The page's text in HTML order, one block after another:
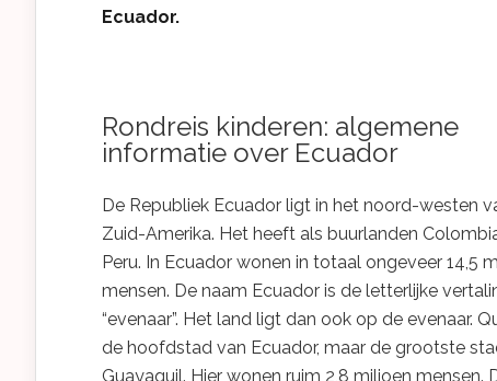
Ecuador.
Rondreis kinderen: algemene
informatie over Ecuador
De Republiek Ecuador ligt in het noord-westen
Zuid-Amerika. Het heeft als buurlanden
Peru. In Ecuador wonen in totaal ongeveer 14,5
mensen. De naam Ecuador is de letterlijke
“evenaar”. Het land ligt dan ook op de evenaar.
de hoofdstad van Ecuador, maar de grootste
Guayaquil. Hier wonen ruim 2,8 miljoen mensen.